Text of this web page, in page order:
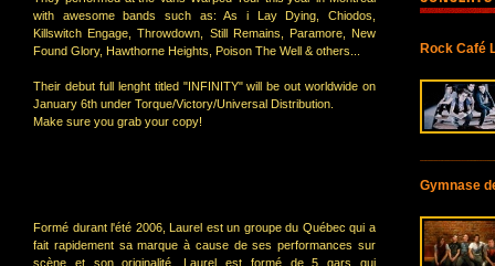
with awesome bands such as: As i Lay Dying, Chiodos,
Killswitch Engage, Throwdown, Still Remains, Paramore, New
Found Glory, Hawthorne Heights, Poison The Well & others...
Their debut full lenght titled "INFINITY" will be out worldwide on
January 6th under Torque/Victory/Universal Distribution.
Make sure you grab your copy!
Formé durant l'été 2006, Laurel est un groupe du Québec qui a
fait rapidement sa marque à cause de ses performances sur
scène et son originalité. Laurel est formé de 5 gars qui
Rock Café
Gymnase